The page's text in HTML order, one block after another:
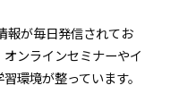
報が毎日発信されてお
ンラインセミナーやイ
環境が整っています。